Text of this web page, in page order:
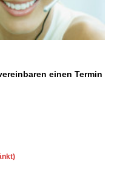
einen Termin